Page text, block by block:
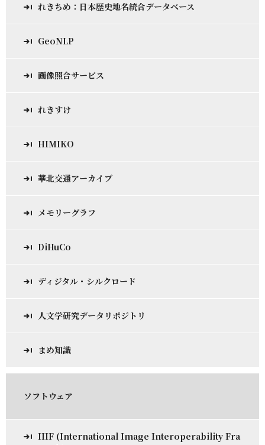
れきちめ：日本歴史地名統合データベース
GeoNLP
画像照合サービス
れきすけ
HIMIKO
華北交通アーカイブ
メモリーグラフ
DiHuCo
ディジタル・シルクロード
人文学研究データリポジトリ
まめ知識
ソフトウェア
IIIF (International Image Interoperability Fra